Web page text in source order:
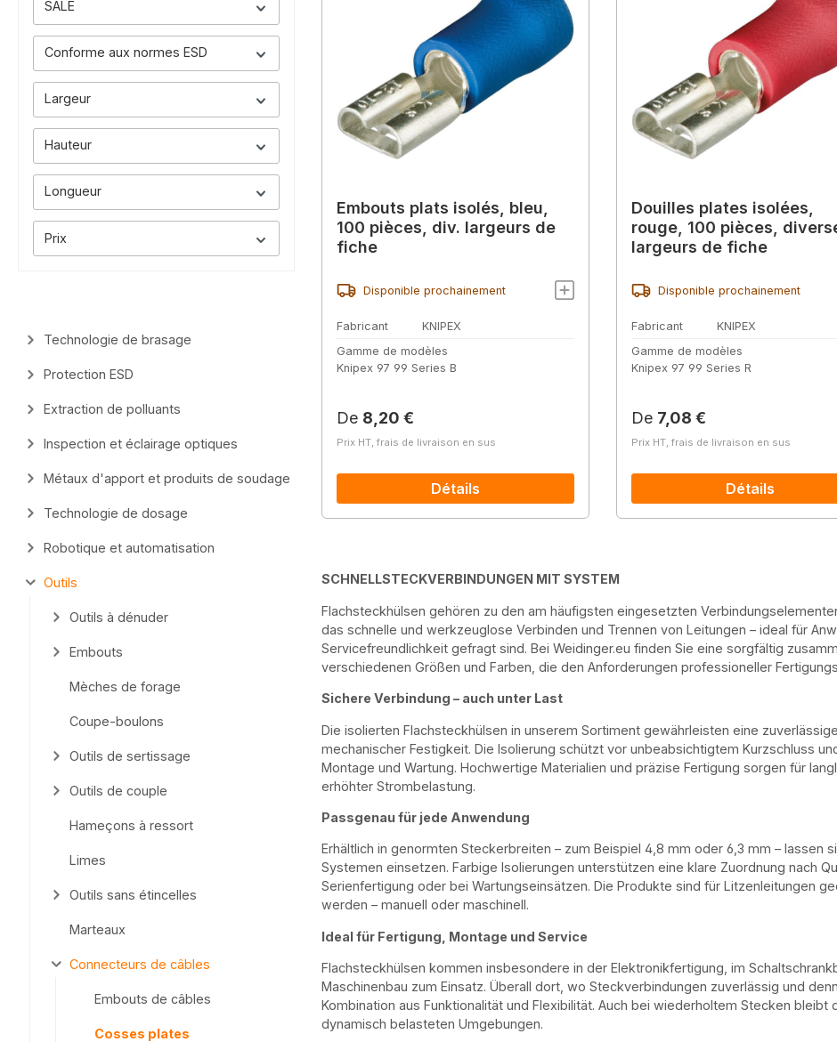
SALE
Conforme aux normes ESD
Largeur
Hauteur
Longueur
Prix
Technologie de brasage
Protection ESD
Extraction de polluants
Inspection et éclairage optiques
Métaux d'apport et produits de soudage
Technologie de dosage
Robotique et automatisation
Outils
Outils à dénuder
Embouts
Mèches de forage
Coupe-boulons
Outils de sertissage
Outils de couple
Hameçons à ressort
Limes
Outils sans étincelles
Marteaux
Connecteurs de câbles
Embouts de câbles
Cosses plates
Embouts plats isolés, bleu,
100 pièces, div. largeurs de
fiche
Disponible prochainement
Fabricant
KNIPEX
Gamme de modèles
Knipex 97 99 Series B
Prix régulier :
De 8,20 €
Prix HT, frais de livraison en sus
Détails
Douilles plates isolées,
rouge, 100 pièces,
largeurs de fiche
Disponible prochainement
Fabricant
KNIPEX
Gamme de modèles
Knipex 97 99 Series R
Prix régulier :
De 7,08 €
Prix HT, frais de livraison en sus
Détails
SCHNELLSTECKVERBINDUNGEN MIT SYSTEM
Flachsteckhülsen gehören zu den am häufigsten eingesetzten
das schnelle und werkzeuglose Verbinden und Trennen von Leitungen – ideal für
Servicefreundlichkeit gefragt sind. Bei Weidinger.eu finden Sie eine sorgfältig
verschiedenen Größen und Farben, die den Anforderungen professioneller
Sichere Verbindung – auch unter Last
Die isolierten Flachsteckhülsen in unserem Sortiment gewährleisten eine
mechanischer Festigkeit. Die Isolierung schützt vor unbeabsichtigtem Kurzschluss
Montage und Wartung. Hochwertige Materialien und präzise Fertigung sorgen für
erhöhter Strombelastung.
Passgenau für jede Anwendung
Erhältlich in genormten Steckerbreiten – zum Beispiel 4,8 mm oder 6,3 mm – lassen
Systemen einsetzen. Farbige Isolierungen unterstützen eine klare Zuordnung nach
Serienfertigung oder bei Wartungseinsätzen. Die Produkte sind für Litzenleitungen
werden – manuell oder maschinell.
Ideal für Fertigung, Montage und Service
Flachsteckhülsen kommen insbesondere in der Elektronikfertigung, im
Maschinenbau zum Einsatz. Überall dort, wo Steckverbindungen zuverlässig und
Kombination aus Funktionalität und Flexibilität. Auch bei wiederholtem Stecken
dynamisch belasteten Umgebungen.